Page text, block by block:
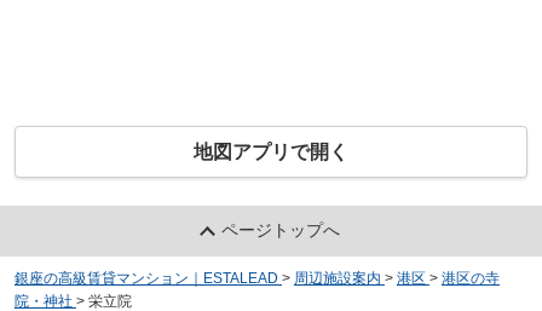
地図アプリで開く
ページトップへ
銀座の高級賃貸マンション｜ESTALEAD > 周辺施設案内 > 港区 > 港区の寺
院・神社 > 栄立院